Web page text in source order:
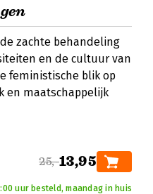
zachte behandeling
en de cultuur van
feministische blik op
en maatschappelijk
25,-13,95
uur besteld, maandag in huis